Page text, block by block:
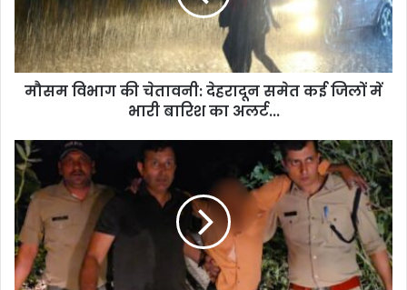
समेत
कई
जिलों
में
भारी
अलर्ट...
मौसम विभाग की चेतावनी: देहरादून समेत कई जिलों में
भारी बारिश का अलर्ट...
देर
रात
ऋषिकेश
क्षेत्र
बदमाशों
के
साथ